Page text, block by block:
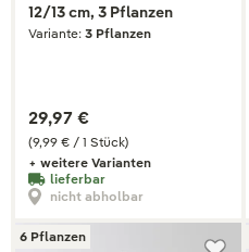
12/13 cm, 3 Pflanzen
Variante: 3 Pflanzen
(9,99 € / 1 Stück)
29,97 €
+ weitere Varianten
lieferbar
nicht abholbar
6 Pflanzen